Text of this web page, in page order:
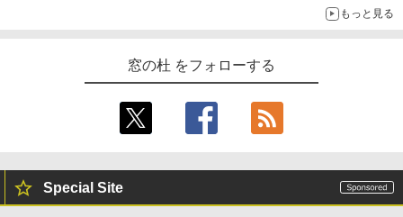
もっと見る
窓の杜 をフォローする
Special Site